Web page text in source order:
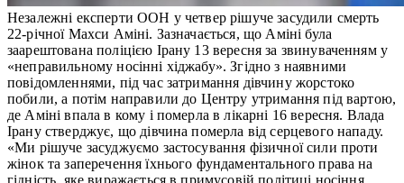
Незалежні експерти ООН у четвер рішуче засудили смерть
22-річної Махси Аміні. Зазначається, що Аміні була
заарештована поліцією Ірану 13 вересня за звинуваченням у
«неправильному носінні хіджабу». Згідно з наявними
повідомленнями, під час затримання дівчину жорстоко
побили, а потім направили до Центру утримання під вартою,
де Аміні впала в кому і померла в лікарні 16 вересня. Влада
Ірану стверджує, що дівчина померла від серцевого нападу.
«Ми рішуче засуджуємо застосування фізичної сили проти
жінок та заперечення їхнього фундаментального права на
гідність, яке виражається в примусовій політиці носіння